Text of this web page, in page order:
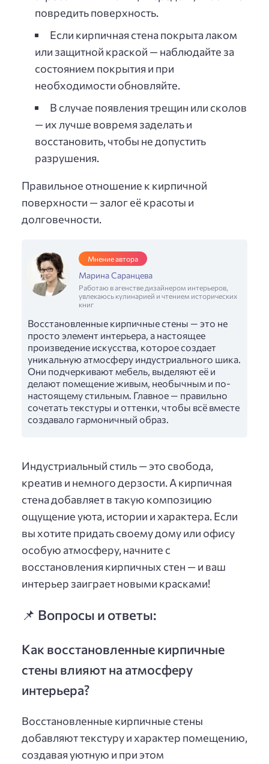
повредить поверхность.
Если кирпичная стена покрыта лаком
или защитной краской — наблюдайте за
состоянием покрытия и при
необходимости обновляйте.
В случае появления трещин или сколов
— их лучше вовремя заделать и
восстановить, чтобы не допустить
разрушения.
Правильное отношение к кирпичной
поверхности — залог её красоты и
долговечности.
Мнение автора
Марина Саранцева
Работаю в агенстве дизайнером интерьеров,
увлекаюсь кулинарией и чтением исторических
книг
Восстановленные кирпичные стены — это не
просто элемент интерьера, а настоящее
произведение искусства, которое создает
уникальную атмосферу индустриального шика.
Они подчеркивают мебель, выделяют её и
делают помещение живым, необычным и по-
настоящему стильным. Главное — правильно
сочетать текстуры и оттенки, чтобы всё вместе
создавало гармоничный образ.
Индустриальный стиль — это свобода,
креатив и немного дерзости. А кирпичная
стена добавляет в такую композицию
ощущение уюта, истории и характера. Если
вы хотите придать своему дому или офису
особую атмосферу, начните с
восстановления кирпичных стен — и ваш
интерьер заиграет новыми красками!
📌 Вопросы и ответы:
Как восстановленные кирпичные
стены влияют на атмосферу
интерьера?
Восстановленные кирпичные стены
добавляют текстуру и характер помещению,
создавая уютную и при этом